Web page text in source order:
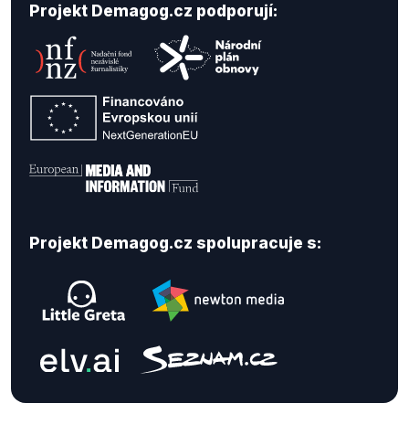
Projekt Demagog.cz podporují:
Projekt Demagog.cz spolupracuje s: